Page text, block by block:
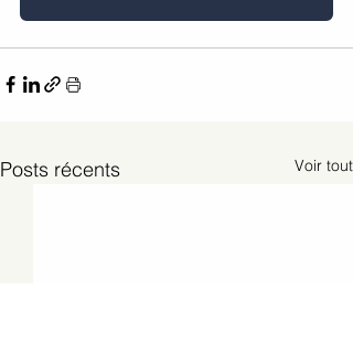
Posts récents Voir tout